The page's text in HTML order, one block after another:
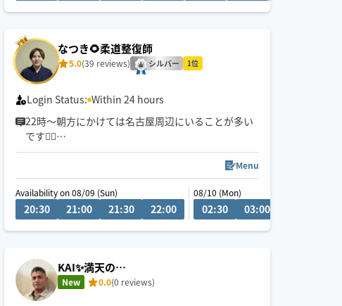
(全身オーダーメイド施術は もみほぐしオイル120分
セットをお選び下さい)
🧑‍🎓鍼灸指圧系専門学生です
日々、知識技術の勉強してます
08/10 (Mon)
11:00 11:30 12:00 12:30 13:00 13:30
なつき🌻柔道整復師
5.0(39 reviews) シルバー 1位
Login Status: Within 24 hours
22時〜朝方にかけては名古屋周辺にいることが多い
です💆‍♂️
💬シフト外の日時やメニューのご相談はチャットに
てお問い合わせください。
調整可能な際は出来る限り対応させていただきます
※他店舗での勤務もあり、施術中は返信や承諾が遅
くなりますのでご了承ください🙇
Menu
Availability on 08/09 (Sun)
20:30 21:00 21:30 22:00
08/10 (Mon)
02:30 03:00
KAI✨満天の…
New 0.0(0 reviews)